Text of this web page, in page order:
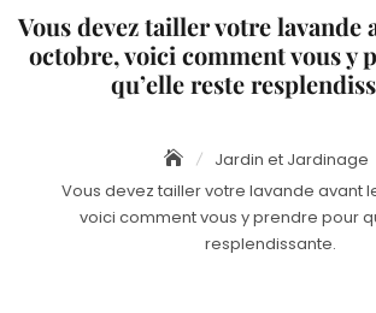
Vous devez tailler votre lavande
octobre, voici comment vous y
qu’elle reste
Jardin et Jardinage
Vous devez tailler votre lavande avant
voici comment vous y prendre pour
resplendissante.